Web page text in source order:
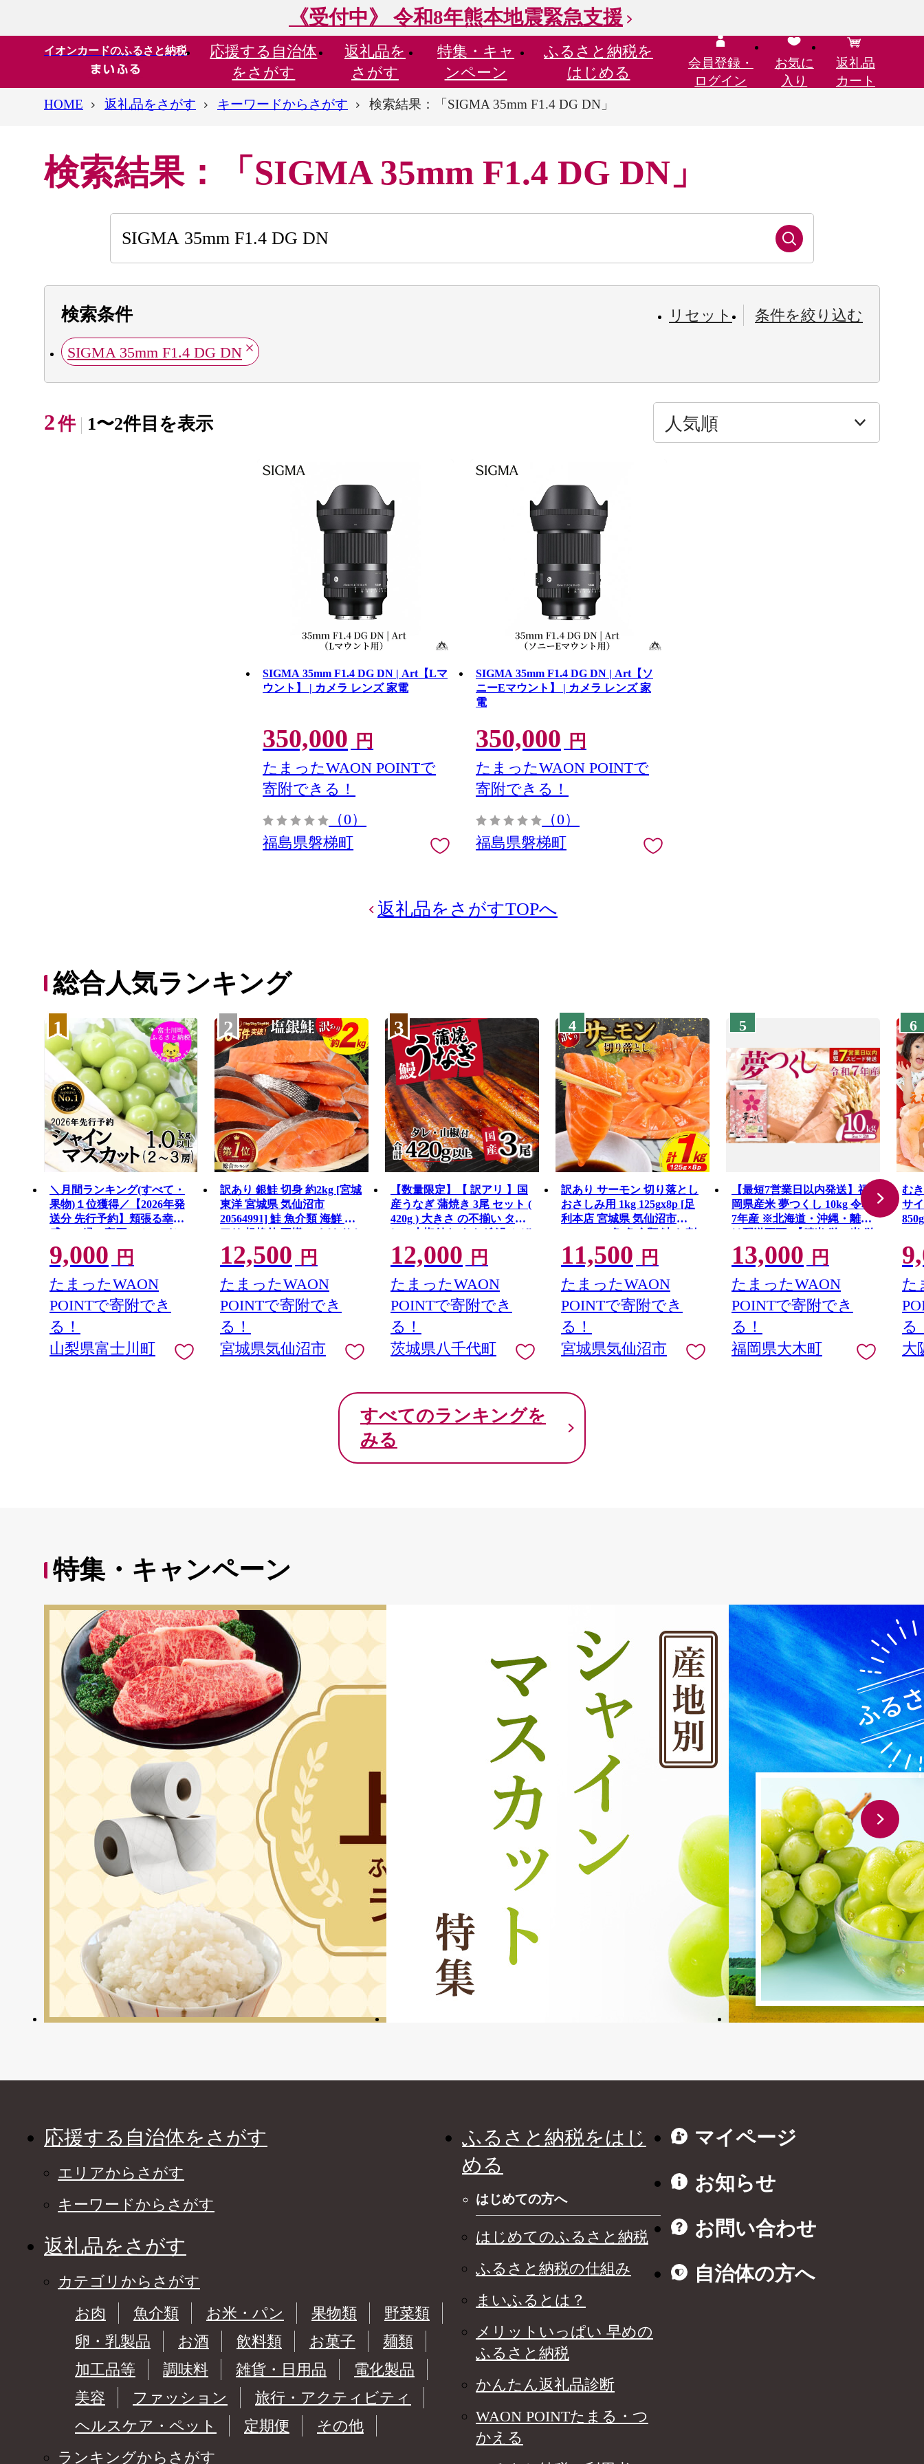
《受付中》 令和8年熊本地震緊急支援
イオンカードのふるさと納税 応援する 自治体
をさがす
返礼品を
さがす
特集・ キャ
ンペーン
ふるさと納税を
はじめる
会員登録・
ログイン
お気に
入り
返礼品
カート
HOME
返礼品をさがす キーワードからさがす 検索結果：「SIGMA 35mm F1.4 DG DN」
検索結果：「SIGMA 35mm F1.4 DG DN」
検索条件 リセット 条件を絞り込む
SIGMA 35mm F1.4 DG DN
2件 1〜2件目を表示
SIGMA 35mm F1.4 DG DN | Art【Lマ
ウント】 | カメラ レンズ 家電
350,000 円
たまったWAON POINTで
寄附できる！
（0）
福島県磐梯町
SIGMA 35mm F1.4 DG DN | Art【ソ
ニーEマウント】 | カメラ レンズ 家
電
350,000 円
たまったWAON POINTで
寄附できる！
（0）
福島県磐梯町
返礼品をさがすTOPへ
総合人気ランキング
1
＼月間ランキング(すべて・
果物)１位獲得／【2026年発
送分 先行予約】頬張る幸福
感 〜緑の宝石・ シャイン
マスカット 〜 １ｋｇ以上
（２〜３房） フルーツ 山梨
県産 果物 くだもの シャイン
マスカット ぶどう ブドウ 葡
萄 大粒 種なし 先行予約 富士
川町 10000円 一万円 9000円
九千円
9,000 円
たまったWAON
POINTで寄附でき
る！
山梨県富士川町
2
訳あり 銀鮭 切身 約2kg [宮城
東洋 宮城県 気仙沼市
20564991] 鮭 魚介類 海鮮 訳
アリ 規格外 不揃い さけ サケ
鮭切身 シャケ 切り身 冷凍 家
庭用 おかず 弁当 支援 サーモ
ン 銀鮭切り身 魚 わけあり
12,500 円
たまったWAON
POINTで寄附でき
る！
宮城県気仙沼市
3
【数量限定】【 訳アリ 】国
産うなぎ 蒲焼き 3尾 セット (
420g ) 大きさ の不揃い タ
レ・山椒付き ウナギ 鰻 ふぞ
ろい 不揃い うな重 ひつまぶ
し 人気 茨城 八千代町 ふるさ
と納税 冷凍 [SF951ya]
12,000 円
たまったWAON
POINTで寄附でき
る！
茨城県八千代町
4
訳あり サーモン 切り落とし
おさしみ用 1kg 125gx8p [足
利本店 宮城県 気仙沼市
20564313] 魚 魚介類 鮭 お刺
し身 刺し身 刺身 生 生食 個
包装 チリ銀鮭 銀鮭 海鮮 海鮮
丼 魚介
11,500 円
たまったWAON
POINTで寄附でき
る！
宮城県気仙沼市
5
【最短7営業日以内発送】福
岡県産米 夢つくし 10kg 令和
7年産 ※北海道・沖縄・離島
は配送不可 |【精米 単一米 単
一原料米 7年産 国産 お米 ブ
ランド米 5kg × 2 ゆめつく
し】CY009_01
13,000 円
たまったWAON
POINTで寄附でき
る！
福岡県大木町
6
む
サ
た
る
大
すべてのランキングを
みる
特集・キャンペーン
応援する自治体をさがす
エリアからさがす
キーワードからさがす
返礼品をさがす
カテゴリからさがす
お肉
魚介類 お米・パン 果物類
野菜類
卵・乳製品
お酒 飲料類 お菓子
麺類
加工品等
調味料 雑貨・日用品
電化製品
美容
ファッション
旅行・アクティビティ
ヘルスケア・ペット
定期便
その他
ランキングからさがす
ふるさと納税をはじ
める
はじめての方へ
はじめてのふるさと納税
ふるさと納税の仕組み
まいふるとは？
メリットいっぱい 早めの
ふるさと納税
かんたん返礼品診断
WAON POINTたまる・つ
かえる
マイページ
お知らせ
お問い合わせ
自治体の方へ